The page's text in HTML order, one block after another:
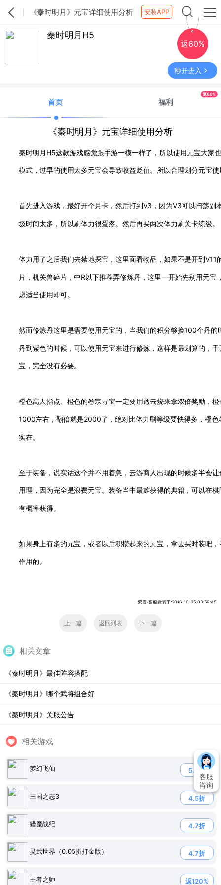
《秦时明月》元宝详细使用分析 安装APP
秦时明月H5
返60%
秒开进入
首页 福利
返60%
《秦时明月》元宝详细使用分析
秦时明月H5这款游戏感觉跟手游一模一样了，所以使用元宝大家
模式，过早的使用太多元宝会导致收益贬值。所以合理划分元宝
首先进入游戏，最好开个月卡，然后打到V3，因为V3可以扫荡副
圾时间太多，所以刷体力很蛋疼。然后再买两次体力刷关卡练级。
体力用了之后我们去禁地探宝，这里面看物品，如果不是开到V11
片，机关兽碎片，中R以下推荐弄修炼丹，这里一开始先别用元宝
虑适当使用即可。
然而修炼丹这里是需要使用元宝的，当我们的积分够换100个丹的
丹到紫色的时候，可以使用元宝来进行修炼，这样是最划算的，
宝，完全没有必要。
橙色高人指点、橙色的卷宗寻宝一定要用烈云烧来拿双倍奖励，
1000左右，翻倍就是2000了，绝对比体力刷等级要快得多，橙色
实在。
至于装备，说实话这个并不用着急，云游商人出现的时候多半会
用理，因为完全是浪费元宝。装备当中最难获得的典籍，可以在
有概率获得。
如果身上有多的元宝，或者以后积攒起来的元宝，拿去买时装吧
作用的。
紫霞-客服发表于:2016-10-25 03:59:45
上一篇 返回列表 下一篇
相关文章
《秦时明月》最佳阵容搭配
《秦时明月》哪个武将组合好
《秦时明月》关服公告
相关游戏
梦幻飞仙 5.0折
三国之志3 4.5折
猎魔战纪 4.7折
灵武世界（0.05折打金版） 4.7折
王者之师 返120%
客服
咨询